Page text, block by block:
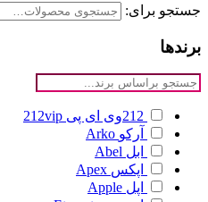
جستجو برای:
برندها
212وی ای پی
212vip
آرکو Arko
ابل Abel
اپکس Apex
اپل Apple